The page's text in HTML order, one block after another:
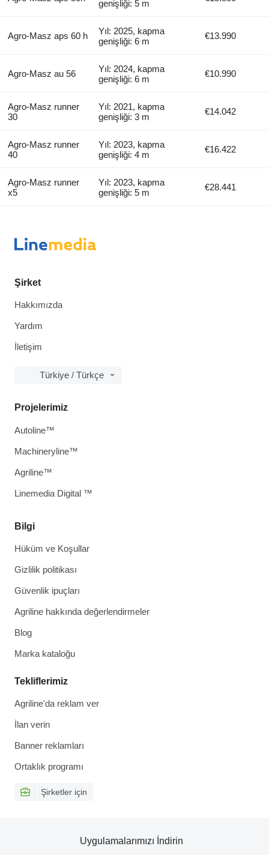
genişliği: 5 m
Agro-Masz aps 60 h
Yıl: 2025, kapma
genişliği: 6 m
€13.990
Agro-Masz au 56
Yıl: 2024, kapma
genişliği: 6 m
€10.990
Agro-Masz runner
30
Yıl: 2021, kapma
genişliği: 3 m
€14.042
Agro-Masz runner
40
Yıl: 2023, kapma
genişliği: 4 m
€16.422
Agro-Masz runner
x5
Yıl: 2023, kapma
genişliği: 5 m
€28.441
Şirket
Hakkımızda
Yardım
İletişim
Türkiye / Türkçe
Bilgi
Hüküm ve Koşullar
Gizlilik politikası
Güvenlik ipuçları
Agriline hakkında değerlendirmeler
Blog
Marka kataloğu
Tekliflerimiz
Agriline'da reklam ver
İlan verin
Banner reklamları
Ortaklık programı
Şirketler için
Projelerimiz
Autoline™
Machineryline™
Agriline™
Linemedia Digital ™
Uygulamalarımızı İndirin